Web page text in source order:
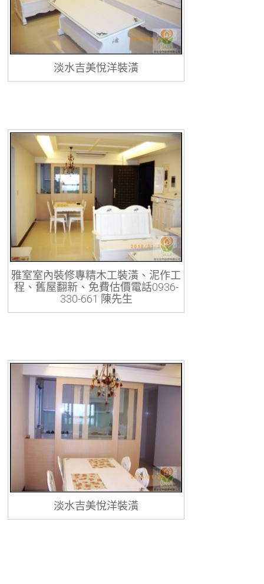
淡水吉美悅洋裝潢
雅室室內裝修專精木工裝潢、泥作工
程、舊屋翻新、免費估價電話0936-
330-661 陳先生
淡水吉美悅洋裝潢